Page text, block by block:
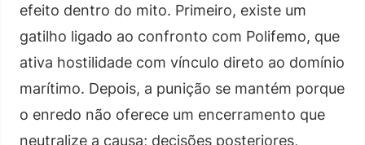
efeito dentro do mito. Primeiro, existe um
gatilho ligado ao confronto com Polifemo, que
ativa hostilidade com vínculo direto ao domínio
marítimo. Depois, a punição se mantém porque
o enredo não oferece um encerramento que
neutralize a causa; decisões posteriores,